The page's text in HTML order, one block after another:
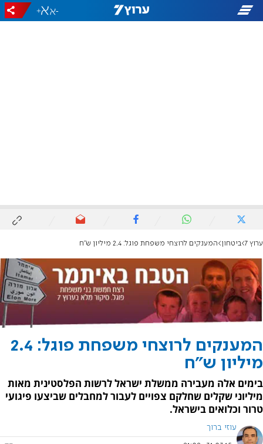
-
+
ערוץ 7 ביטחון המענקים לרוצחי משפחת פוגל: 2.4 מיליון ש"ח
המענקים לרוצחי משפחת פוגל: 2.4
מיליון ש"ח
בימים אלה מעבירה ממשלת ישראל לרשות הפלסטינית מאות
מיליוני שקלים שחלקם צפויים לעבור למחבלים שביצעו פיגועי
טרור וכלואים בישראל.
עוזי ברוך